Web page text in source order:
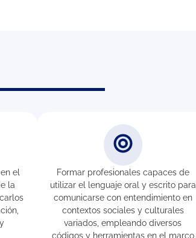
el
la
Formar profesionales capaces de
utilizar el lenguaje oral y escrito para
comunicarse con entendimiento en
contextos sociales y culturales
variados, empleando diversos
códigos y herramientas en el marco